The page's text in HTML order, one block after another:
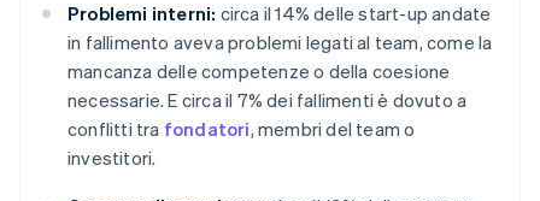
Problemi interni: circa il 14% delle start-up andate
in fallimento aveva problemi legati al team, come la
mancanza delle competenze o della coesione
necessarie. E circa il 7% dei fallimenti è dovuto a
conflitti tra fondatori, membri del team o
investitori.